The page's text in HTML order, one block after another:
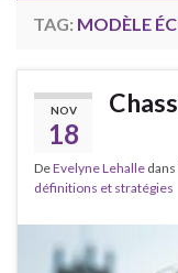
TAG: MODÈLE
NOV
18
DeEvelyne Lehalle
définitions et stratégies